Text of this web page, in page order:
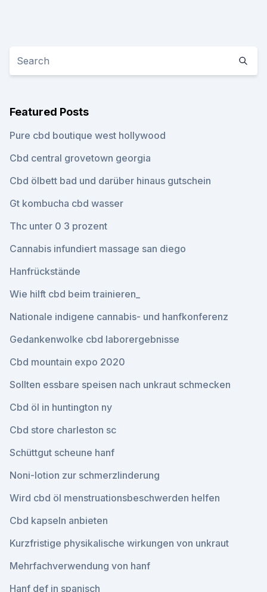
Featured Posts
Pure cbd boutique west hollywood
Cbd central grovetown georgia
Cbd ölbett bad und darüber hinaus gutschein
Gt kombucha cbd wasser
Thc unter 0 3 prozent
Cannabis infundiert massage san diego
Hanfrückstände
Wie hilft cbd beim trainieren_
Nationale indigene cannabis- und hanfkonferenz
Gedankenwolke cbd laborergebnisse
Cbd mountain expo 2020
Sollten essbare speisen nach unkraut schmecken
Cbd öl in huntington ny
Cbd store charleston sc
Schüttgut scheune hanf
Noni-lotion zur schmerzlinderung
Wird cbd öl menstruationsbeschwerden helfen
Cbd kapseln anbieten
Kurzfristige physikalische wirkungen von unkraut
Mehrfachverwendung von hanf
Hanf def in spanisch